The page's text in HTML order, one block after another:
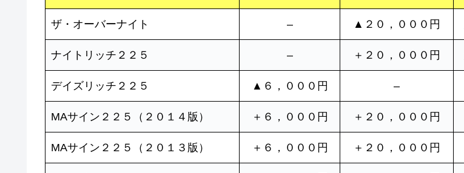
ザ・オーバーナイト – ▲２０，０００円
ナイトリッチ２２５ – ＋２０，０００円
デイズリッチ２２５ ▲６，０００円 –
MAサイン２２５（２０１４版） ＋６，０００円 ＋２０，０００円
MAサイン２２５（２０１３版） ＋６，０００円 ＋２０，０００円